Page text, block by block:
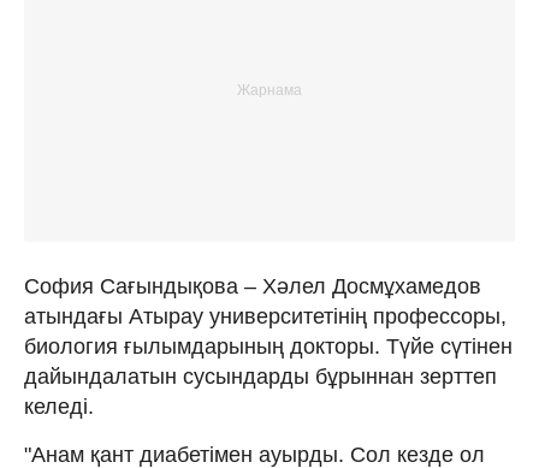
София Сағындықова – Хәлел Досмұхамедов
атындағы Атырау университетінің профессоры,
биология ғылымдарының докторы. Түйе сүтінен
дайындалатын сусындарды бұрыннан зерттеп
келеді.
"Анам қант диабетімен ауырды. Сол кезде ол